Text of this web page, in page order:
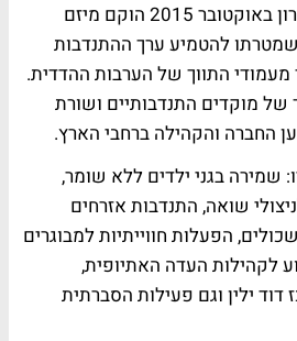
עם פרוץ גל הטרור האחרון באוקטובר 2015 הוקם מיזם
להטמיע ערך ההתנדבות
התווך של הערבות ההדדית.
מוקדים התנדבותיים ושורת
החברה והקהילה ברחבי הארץ.
שמירה בגני ילדים ללא שומר,
שואה, התנדבות אזרחים
הפעלות חווייתיות למבוגרים
לקהילות העדה האתיופית,
ילין וגם פעילות הסברתית